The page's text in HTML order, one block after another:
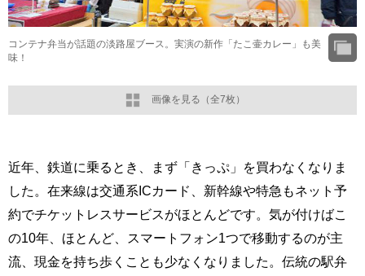
画像を見る（全7枚）
コンテナ弁当が話題の淡路屋ブース。実演の新作「たこ壷カレー」も美
味！
近年、鉄道に乗るとき、まず「きっぷ」を買わなくなりま
した。在来線は交通系ICカード、新幹線や特急もネット予
約でチケットレスサービスがほとんどです。気が付けばこ
の10年、ほとんど、スマートフォン1つで移動するのが主
流、現金を持ち歩くことも少なくなりました。伝統の駅弁